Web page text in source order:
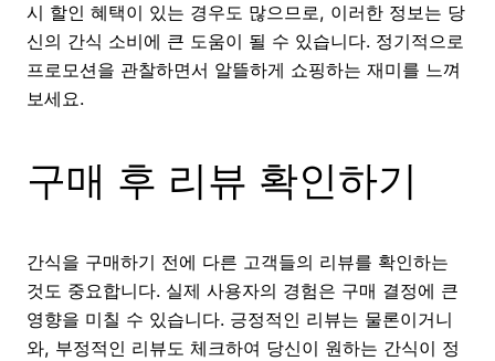
시 할인 혜택이 있는 경우도 많으므로, 이러한 정보는 당
신의 간식 소비에 큰 도움이 될 수 있습니다. 정기적으로
프로모션을 관찰하면서 알뜰하게 쇼핑하는 재미를 느껴
보세요.
구매 후 리뷰 확인하기
간식을 구매하기 전에 다른 고객들의 리뷰를 확인하는
것도 중요합니다. 실제 사용자의 경험은 구매 결정에 큰
영향을 미칠 수 있습니다. 긍정적인 리뷰는 물론이거니
와, 부정적인 리뷰도 체크하여 당신이 원하는 간식이 정